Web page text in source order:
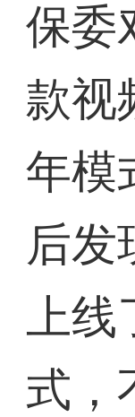
保委
款视
年模
后发
上
式，